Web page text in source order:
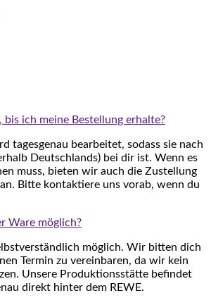
bis ich meine Bestellung erhalte?
tagesgenau bearbeitet, sodass sie nach
Deutschlands) bei dir ist. Wenn es
muss, bieten wir auch die Zustellung
Bitte kontaktiere uns vorab, wenn du
Ware möglich?
möglich. Wir bitten dich
Termin zu vereinbaren, da wir kein
Unsere Produktionsstätte befindet
direkt hinter dem REWE.